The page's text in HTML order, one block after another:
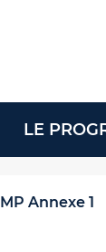
LE
Annexe 1